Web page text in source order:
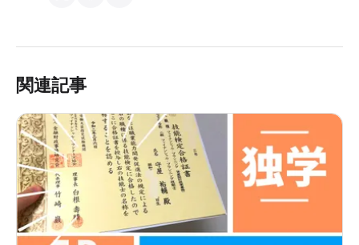
関連記事